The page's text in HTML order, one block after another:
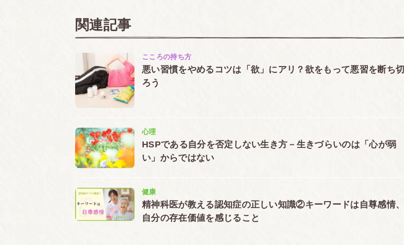
叱られたら率直に謝る。 少しもふくれた顔をしない。 反発しない
「刎頸の交わり」が示す和する心の大切さ
9 緒方洪庵が示した 医者の心得
有名になろうと思うな。 利益を得ようとするな。
医者は人を救うことだけを考えよ
金持ちか、貧乏人かで、 患者を差別してはならない
11 大根売りの人生を変えたもの
たとえ過ちを犯しても、心から反省すれば、必ず生まれ変わる
地獄の箸と、極楽の箸は、どちらが長いか
13 高島屋が発展した鍵
関連記事
こころの持ち方
悪い習慣をやめるコツは「欲」にアリ？欲をもって悪習を断ち切
ろう
心理
HSPである自分を否定しない生き方－生きづらいのは「心が弱
い」からではない
健康
精神科医が教える認知症の正しい知識②キーワードは自尊感情、
自分の存在価値を感じること